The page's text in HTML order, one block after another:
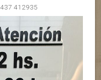
412935